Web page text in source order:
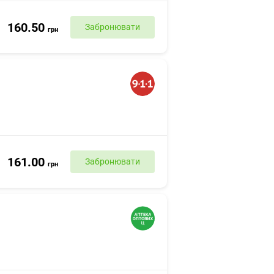
160.50 грн Забронювати
161.00 грн Забронювати